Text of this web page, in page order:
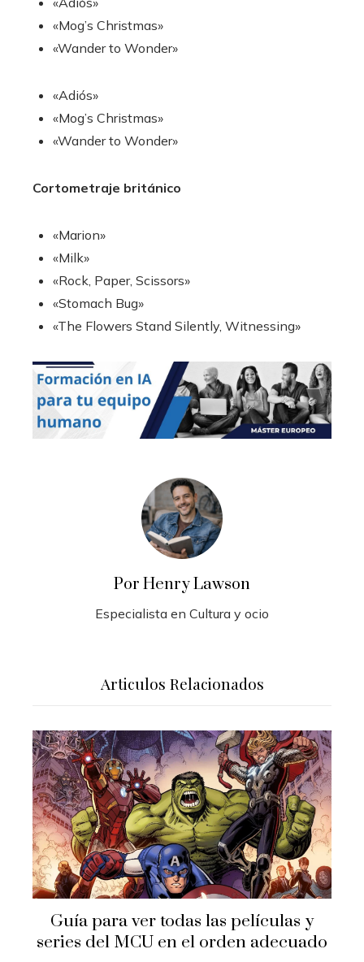
«Mog’s Christmas»
«Wander to Wonder»
«Adiós»
«Mog’s Christmas»
«Wander to Wonder»
Cortometraje británico
«Marion»
«Milk»
«Rock, Paper, Scissors»
«Stomach Bug»
«The Flowers Stand Silently, Witnessing»
Por Henry Lawson
Especialista en Cultura y ocio
Articulos Relacionados
Guía para ver todas las películas y
series del MCU en el orden adecuado